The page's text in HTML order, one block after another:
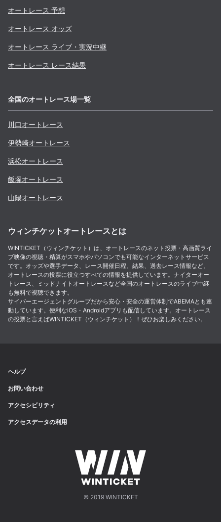
オートレース 予想
オートレース オッズ
オートレース ライブ・実況中継
オートレース レース結果
全国のオートレース場一覧
川口オートレース
伊勢崎オートレース
浜松オートレース
飯塚オートレース
山陽オートレース
ウィンチケットオートレースとは
WINTICKET（ウィンチケット）は、オートレースのネット投票・高画質ライ
ブ映像の視聴・精算がスマホやパソコンでも可能なインターネットサービス
です。オッズや選手データ、レース開催日程、結果、過去レース情報など、
オートレースの投票に役立つすべての情報を提供しています。ナイターオー
トレース、ミッドナイトオートレースなど全国のオートレースのライブ中継
も無料で視聴できます。
サイバーエージェントグループだから安心・安全の運営体制でABEMAとも連
動しています。便利なiOS・Androidアプリも配信しています。オートレース
の投票と言えばWINTICKET（ウィンチケット）！ぜひお楽しみください。
ヘルプ
お問い合わせ
アクセシビリティ
アクセスデータの利用
© 2019 WINTICKET